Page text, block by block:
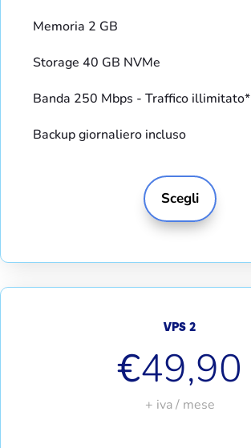
Memoria 2 GB
Storage 40 GB NVMe
Banda 250 Mbps - Traffico illimitato*
Backup giornaliero incluso
Scegli
VPS 2
€49,90
+ iva / mese